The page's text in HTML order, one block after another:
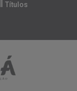
Títulos